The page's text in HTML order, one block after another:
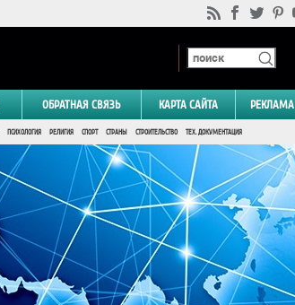
ОБРАТНАЯ СВЯЗЬ КАРТА САЙТА РЕКЛАМА
ПСИХОЛОГИЯ РЕЛИГИЯ СПОРТ СТРАНЫ СТРОИТЕЛЬСТВО ТЕХ. ДОКУМЕНТАЦИЯ